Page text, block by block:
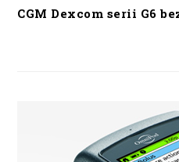
CGM Dexcom serii G6